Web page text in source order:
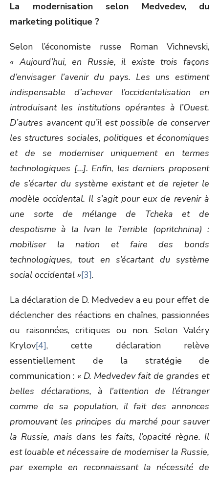
La modernisation selon Medvedev, du
marketing politique ?
Selon l’économiste russe Roman Vichnevski,
« Aujourd’hui, en Russie, il existe trois façons
d’envisager l’avenir du pays. Les uns estiment
indispensable d’achever l’occidentalisation en
introduisant les institutions opérantes à l’Ouest.
D’autres avancent qu’il est possible de conserver
les structures sociales, politiques et économiques
et de se moderniser uniquement en termes
technologiques […]. Enfin, les derniers proposent
de s’écarter du système existant et de rejeter le
modèle occidental. Il s’agit pour eux de revenir à
une sorte de mélange de Tcheka et de
despotisme à la Ivan le Terrible (opritchnina) :
mobiliser la nation et faire des bonds
technologiques, tout en s’écartant du système
social occidental »[3].
La déclaration de D. Medvedev a eu pour effet de
déclencher des réactions en chaînes, passionnées
ou raisonnées, critiques ou non. Selon Valéry
Krylov[4], cette déclaration relève
essentiellement de la stratégie de
communication : « D. Medvedev fait de grandes et
belles déclarations, à l’attention de l’étranger
comme de sa population, il fait des annonces
promouvant les principes du marché pour sauver
la Russie, mais dans les faits, l’opacité règne. Il
est louable et nécessaire de moderniser la Russie,
par exemple en reconnaissant la nécessité de